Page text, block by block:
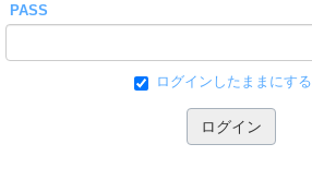
PASS
ログインしたままにする